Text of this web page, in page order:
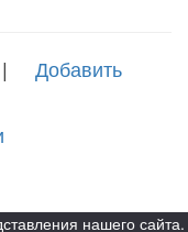
| Добавить
нашего сайта.